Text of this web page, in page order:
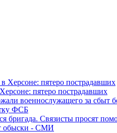
пятеро пострадавших
военнослужащего за сбыт
ФСБ
бригада. Связисты просят
обыски - СМИ